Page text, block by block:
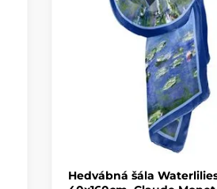
Hedvábná šála